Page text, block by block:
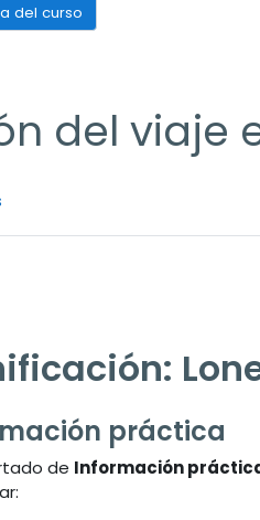
del curso
del viaje
práctica
de Información